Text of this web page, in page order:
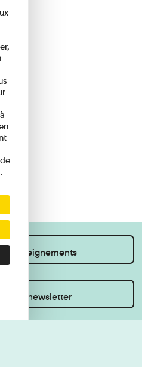
renseignements
à la newsletter